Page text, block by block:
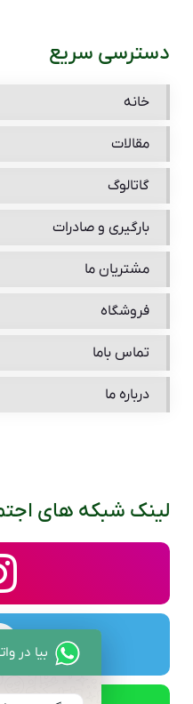
دسترسی سریع
خانه
مقالات
گاتالوگ
بارگیری و صادرات
مشتریان ما
فروشگاه
تماس باما
درباره ما
لینک شبکه های
بیا در